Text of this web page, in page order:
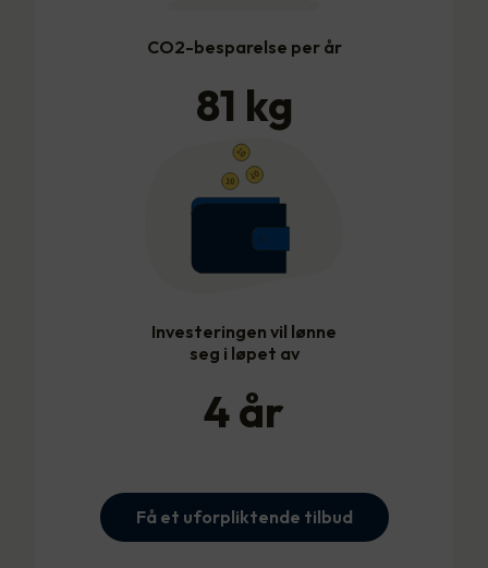
CO2-besparelse per år
81 kg
Investeringen vil lønne
seg i løpet av
4år
Få et uforpliktende tilbud